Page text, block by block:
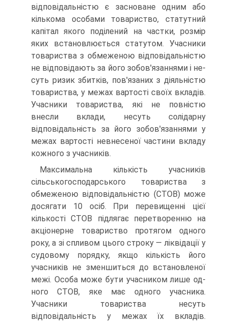
відповідальністю є засноване одним або
кілько­ма особами товариство, статутний
капітал якого поділений на частки, розмір
яких встановлюється статутом. Учасники
товариства з обме­женою відповідальністю
не відповідають за його зобов'язаннями і не­
суть ризик збитків, пов'язаних з діяльністю
товариства, у межах вар­тості своїх вкладів.
Учасники товариства, які не повністю
внесли вклади, несуть солідарну
відповідальність за його зобов'язаннями у
межах вартості невнесеної частини вкладу
кожного з учасників.
Максимальна кількість учасників
сільськогосподарського това­риства з
обмеженою відповідальністю (СТОВ) може
досягати 10 осіб. При перевищенні цієї
кількості СТОВ підлягає перетворенню на
акці­онерне товариство протягом одного
року, а зі спливом цього строку — ліквідації у
судовому порядку, якщо кількість його
учасників не зме­ншиться до встановленої
межі. Особа може бути учасником лише од­
ного СТОВ, яке має одного учасника.
Учасники товариства несуть
відповідальність у межах їх вкладів.